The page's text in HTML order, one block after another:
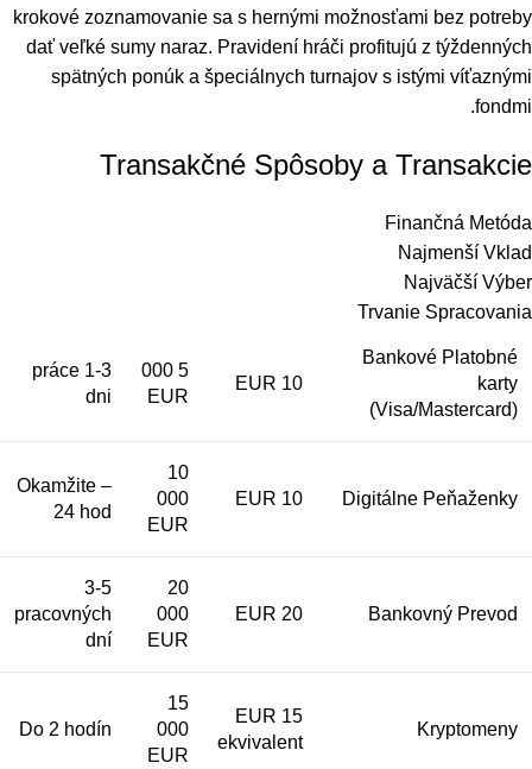
krokové zoznamovanie sa s hernými možnosťami bez potreby
dať veľké sumy naraz. Pravidení hráči profitujú z týždenných
spätných ponúk a špeciálnych turnajov s istými víťaznými
fondmi.
Transakčné Spôsoby a Transakcie
Finančná Metóda
Najmenší Vklad
Najväčší Výber
Trvanie Spracovania
Bankové Platobné
karty
(Visa/Mastercard)
10 EUR
5 000
EUR
1-3 práce
dni
Digitálne Peňaženky
10 EUR
10
000
EUR
Okamžite –
24 hod
Bankovný Prevod
20 EUR
20
000
EUR
3-5
pracovných
dní
Kryptomeny
15 EUR
ekvivalent
15
000
EUR
Do 2 hodín